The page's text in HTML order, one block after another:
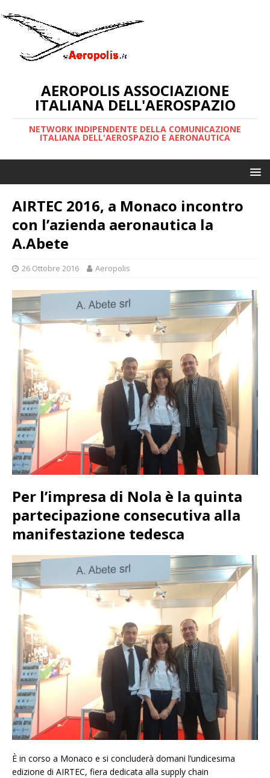
AEROPOLIS ASSOCIAZIONE
ITALIANA DELL'AEROSPAZIO
NETWORK INDIPENDENTE DELLA COMUNICAZIONE
ITALIANA DELL'AEROSPAZIO E AERONAUTICA
AIRTEC 2016, a Monaco incontro
con l’azienda aeronautica la
A.Abete
26 Ottobre 2016 Aeropolis
Per l’impresa di Nola è la quinta
partecipazione consecutiva alla
manifestazione tedesca
È in corso a Monaco e si concluderà domani l’undicesima
edizione di AIRTEC, fiera dedicata alla supply chain